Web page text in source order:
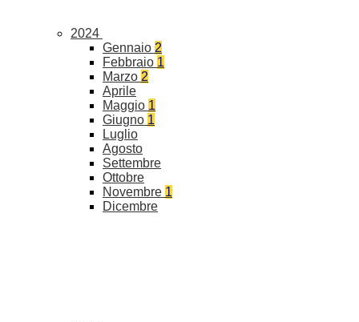
2024
Gennaio 2
Febbraio 1
Marzo 2
Aprile
Maggio 1
Giugno 1
Luglio
Agosto
Settembre
Ottobre
Novembre 1
Dicembre